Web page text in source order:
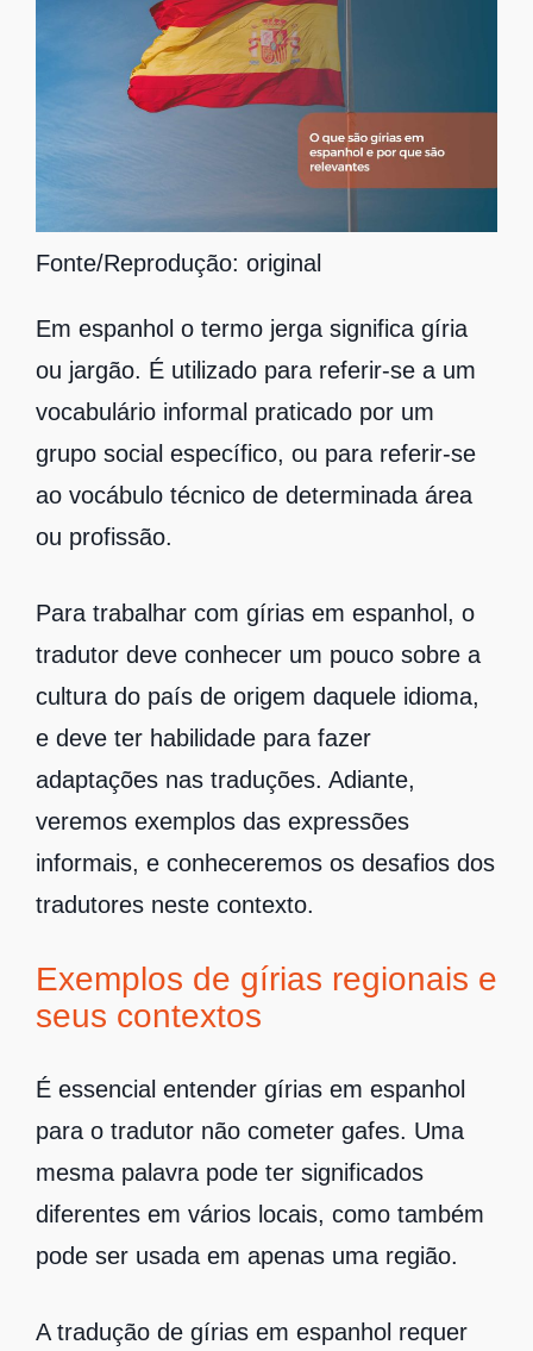
Fonte/Reprodução: original
Em espanhol o termo jerga significa gíria
ou jargão. É utilizado para referir-se a um
vocabulário informal praticado por um
grupo social específico, ou para referir-se
ao vocábulo técnico de determinada área
ou profissão.
Para trabalhar com gírias em espanhol, o
tradutor deve conhecer um pouco sobre a
cultura do país de origem daquele idioma,
e deve ter habilidade para fazer
adaptações nas traduções. Adiante,
veremos exemplos das expressões
informais, e conheceremos os desafios dos
tradutores neste contexto.
Exemplos de gírias regionais e
seus contextos
É essencial entender gírias em espanhol
para o tradutor não cometer gafes. Uma
mesma palavra pode ter significados
diferentes em vários locais, como também
pode ser usada em apenas uma região.
A tradução de gírias em espanhol requer